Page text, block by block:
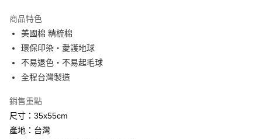
Apple Pay
悠遊付
Google Pay
AFTEE先享後付
相關說明
AFTEE先享後付是「在收到商品之後才付款」的支付方式。 讓您購物簡單
ATM付款
商品特色
美國棉 精梳棉
環保印染‧愛護地球
不易退色‧不易起毛球
全程台灣製造
銷售重點
尺寸：35x55cm
產地：台灣